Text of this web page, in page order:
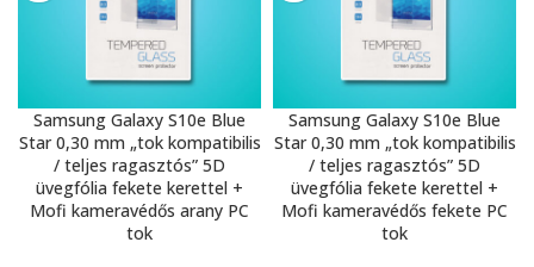
Samsung Galaxy S10e Blue
Star 0,30 mm „tok kompatibilis
/ teljes ragasztós” 5D
üvegfólia fekete kerettel +
Mofi kameravédős arany PC
tok
Samsung Galaxy S10e Blue
Star 0,30 mm „tok kompatibilis
/ teljes ragasztós” 5D
üvegfólia fekete kerettel +
Mofi kameravédős fekete PC
tok